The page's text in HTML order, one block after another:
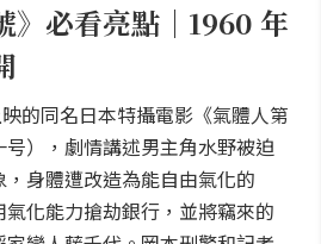
》必看亮點｜1960 年
的同名日本特攝電影《氣體人第
），劇情講述男主角水野被迫
身體遭改造為能自由氣化的
氣化能力搶劫銀行，並將竊來的